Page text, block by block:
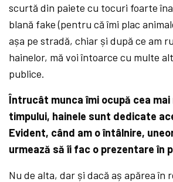
scurtă din paiete cu tocuri foarte
blană fake (pentru că îmi plac
așa pe stradă, chiar și după ce am
hainelor, mă voi întoarce cu multe
publice.
Întrucât munca îmi ocupă cea
timpului, hainele sunt dedicate
Evident, când am o întâlnire,
urmează să îi fac o prezentare în
Nu de alta, dar și dacă aș apărea în